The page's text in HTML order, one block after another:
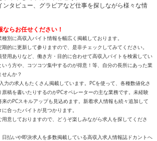
ンタビュー、グラビアなど仕事を探しながら様々な情
らお任せください！
別に高収入バイト情報を幅広く掲載しております。
的に更新して参りますので、是非チェックしてみてください。
用ありなど、働き方・目的に合わせて高収入バイトを検索してい
う方や、コツコツ集中するのが得意！等、自分の長所にあった業
んか？
力の求人もたくさん掲載しています。PCを使って、各種数値化さ
稿を書いたりするのがPCオペレーターの主な業務です。未経験
のPCスキルアップも見込めます。新着求人情報も続々追加して
合ったバイトが見つかります。
意しておりますので、どうぞ楽しみながら求人を探してくださ
払いや即決求人を多数掲載している高収入求人情報誌ドカントへ